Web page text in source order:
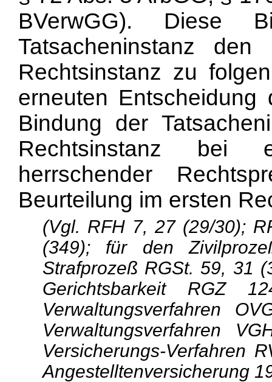
BVerwGG). Diese
Tatsacheninstanz
Rechtsinstanz zu
erneuten
Bindung der
Rechtsinstanz bei
herrschender
Beurteilung im ersten
(Vgl. RFH 7, 27 (29/30);
(349); für den
Strafprozeß RGSt. 59, 31
Gerichtsbarkeit RGZ
Verwaltungsverfahren
Verwaltungsverfahren
Versicherungs-Verfahren
Angestelltenversicherung